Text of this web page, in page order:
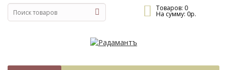
Товаров: 0
На сумму: 0р.